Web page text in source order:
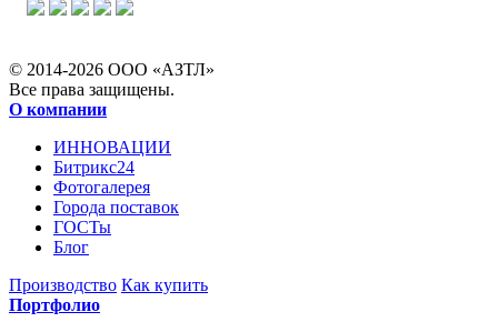
© 2014-2026 ООО «АЗТЛ»
Все права защищены.
О компании
ИННОВАЦИИ
Битрикс24
Фотогалерея
Города поставок
ГОСТы
Блог
Производство Как купить
Портфолио